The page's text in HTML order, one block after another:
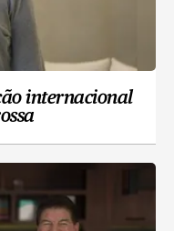
internacional